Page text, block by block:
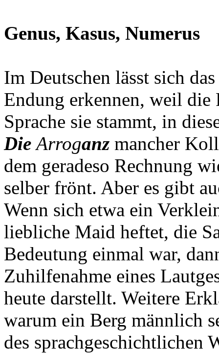
Genus, Kasus, Numerus
Im Deutschen lässt sich
Endung erkennen, weil die
Sprache sie stammt, in
Die Arroganz mancher
dem geradeso Rechnung
selber frönt. Aber es gibt
Wenn sich etwa ein
liebliche Maid heftet, die
Bedeutung einmal war,
Zuhilfenahme eines
heute darstellt. Weitere
warum ein Berg männlich
des sprachgeschichtlichen